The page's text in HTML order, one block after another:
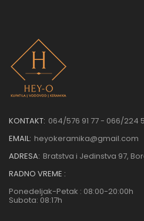
KONTAKT: 064/576 91 77 - 066/224
EMAIL: heyokeramika@gmail.com
ADRESA: Bratstva i Jedinstva 97,
RADNO VREME :
Ponedeljak-Petak : 08:00-20:00h
Subota: 08:17h